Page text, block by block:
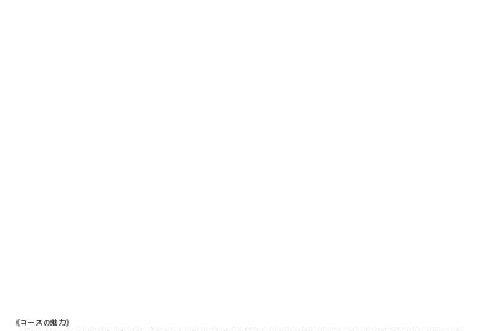
《​コースの魅力》